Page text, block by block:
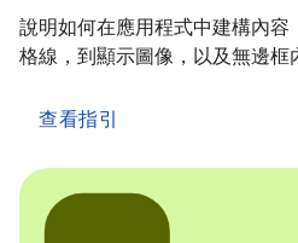
說明如何在應用程式中建構內
格線，到顯示圖像，以及無邊框
查看指引